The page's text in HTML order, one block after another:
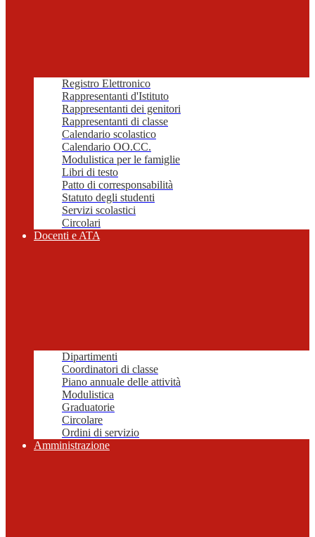
Registro Elettronico
Rappresentanti d'Istituto
Rappresentanti dei genitori
Rappresentanti di classe
Calendario scolastico
Calendario OO.CC.
Modulistica per le famiglie
Libri di testo
Patto di corresponsabilità
Statuto degli studenti
Servizi scolastici
Circolari
Docenti e ATA
Dipartimenti
Coordinatori di classe
Piano annuale delle attività
Modulistica
Graduatorie
Circolare
Ordini di servizio
Amministrazione